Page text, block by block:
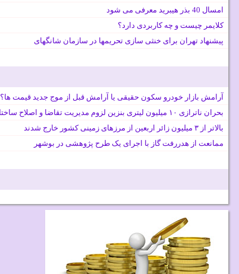
امسال 40 بذر هیبرید معرفی می شود
کلایمر چیست و چه کاربردی دارد؟
پیشنهاد تهران برای خنثی سازی تحریمها در سازمان شانگهای
آرامش بازار خودرو سکون حقیقی یا آرامش قبل از موج جدید قیمت ها؟
بحران ناترازی ۱۰ میلیون لیتری بنزین لزوم مدیریت تقاضا و اصلاح ساختار
بالاتر از ۳ میلیون زائر اربعین از مرزهای زمینی کشور خارج شدند
ممانعت از هدررفت گاز با اجرای یک طرح پژوهشی در بوشهر